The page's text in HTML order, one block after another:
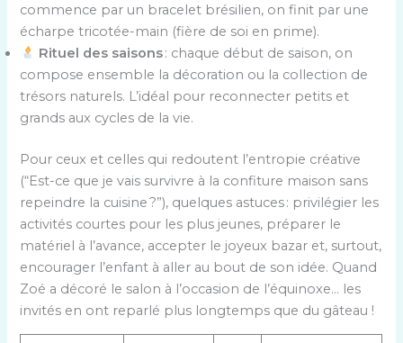
commence par un bracelet brésilien, on finit par une
écharpe tricotée-main (fière de soi en prime).
Rituel des saisons: chaque début de saison, on
compose ensemble la décoration ou la collection de
trésors naturels. L’idéal pour reconnecter petits et
grands aux cycles de la vie.
Pour ceux et celles qui redoutent l’entropie créative
(“Est-ce que je vais survivre à la confiture maison sans
repeindre la cuisine ?”), quelques astuces : privilégier les
activités courtes pour les plus jeunes, préparer le
matériel à l’avance, accepter le joyeux bazar et, surtout,
encourager l’enfant à aller au bout de son idée. Quand
Zoé a décoré le salon à l’occasion de l’équinoxe… les
invités en ont reparlé plus longtemps que du gâteau !